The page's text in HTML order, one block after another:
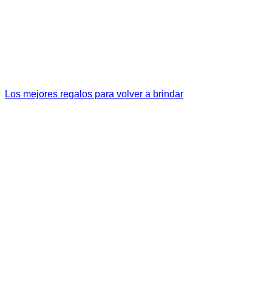
Los mejores regalos para volver a brindar